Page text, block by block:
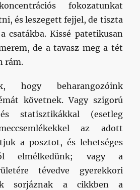
fokozatunkat
és leszegett fejjel, de tiszta
csatákba. Kissé patetikusan
de a tavasz meg a tét
rám.
hogy beharangozóink
követnek. Vagy szigorú
statisztikákkal (esetleg
az adott
a posztot, és lehetséges
elmélkedünk; vagy a
tévedve gyerekkori
sorjáznak a cikkben a